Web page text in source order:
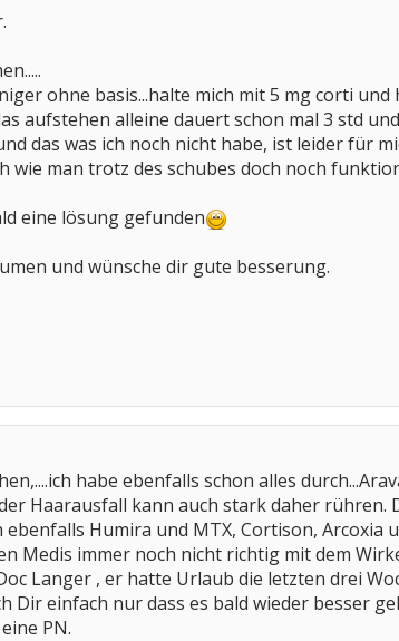
ohne basis...halte mich mit 5 mg corti
aufstehen alleine dauert schon mal 3 std
das was ich noch nicht habe, ist leider für
wie man trotz des schubes doch noch
eine lösung gefunden
und wünsche dir gute besserung.
habe ebenfalls schon alles
Haarausfall kann auch stark daher rühren.
Humira und MTX, Cortison, Arcoxia
Medis immer noch nicht richtig mit dem
Langer , er hatte Urlaub die letzten drei
Dir einfach nur dass es bald wieder besser
PN.